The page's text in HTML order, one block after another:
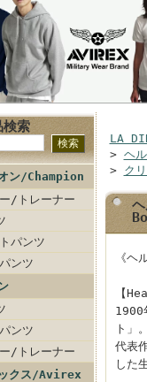
検索
ン/Champion
/トレーナー
パンツ
ンツ
ンツ
/トレーナー
ックス/Avirex
LA
> ヘ
> ク
《
【
1900
ト」。
代表
した